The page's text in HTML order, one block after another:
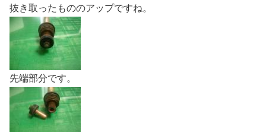
抜き取ったもののアップですね。
先端部分です。